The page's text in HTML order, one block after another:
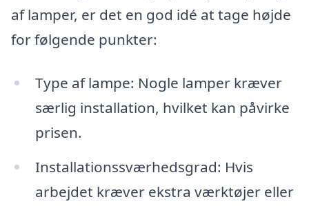
af lamper, er det en god idé at tage højde
for følgende punkter:
Type af lampe: Nogle lamper kræver
særlig installation, hvilket kan påvirke
prisen.
Installationssværhedsgrad: Hvis
arbejdet kræver ekstra værktøjer eller